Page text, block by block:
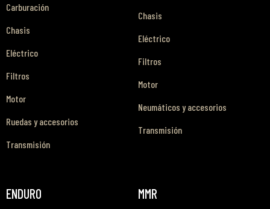
Carburación
Chasis
Eléctrico
Filtros
Motor
Ruedas y accesorios
Transmisión
Chasis
Eléctrico
Filtros
Motor
Neumáticos y accesorios
Transmisión
ENDURO
MMR